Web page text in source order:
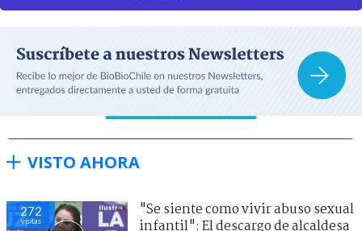
VISTO AHORA
272
visitas
"Se siente como vivir abuso sexual
infantil": El descargo de alcaldesa